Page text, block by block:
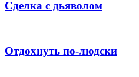
Сделка с дьяволом
Отдохнуть по-людски